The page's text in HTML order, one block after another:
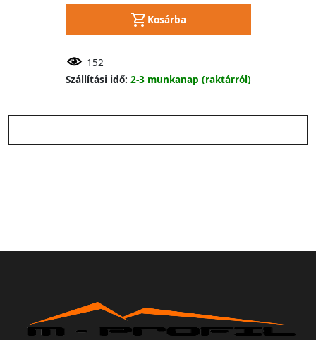
Kosárba
152
Szállítási idő: 2-3 munkanap (raktárról)